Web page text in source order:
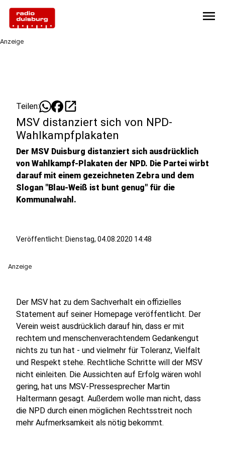
menu
Anzeige
Teilen: open_in_new
MSV distanziert sich von NPD-
Wahlkampfplakaten
Der MSV Duisburg distanziert sich ausdrücklich
von Wahlkampf-Plakaten der NPD. Die Partei wirbt
darauf mit einem gezeichneten Zebra und dem
Slogan "Blau-Weiß ist bunt genug" für die
Kommunalwahl.
Veröffentlicht: Dienstag, 04.08.2020 14:48
Anzeige
Der MSV hat zu dem Sachverhalt ein offizielles
Statement auf seiner Homepage veröffentlicht. Der
Verein weist ausdrücklich darauf hin, dass er mit
rechtem und menschenverachtendem Gedankengut
nichts zu tun hat - und vielmehr für Toleranz, Vielfalt
und Respekt stehe. Rechtliche Schritte will der MSV
nicht einleiten. Die Aussichten auf Erfolg wären wohl
gering, hat uns MSV-Pressesprecher Martin
Haltermann gesagt. Außerdem wolle man nicht, dass
die NPD durch einen möglichen Rechtsstreit noch
mehr Aufmerksamkeit als nötig bekommt.